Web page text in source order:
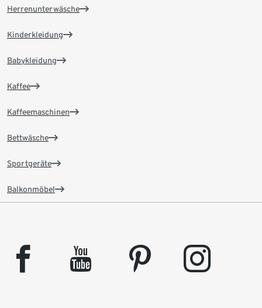
Herrenunterwäsche
Kinderkleidung
Babykleidung
Kaffee
Kaffeemaschinen
Bettwäsche
Sportgeräte
Balkonmöbel
facebook youtube pinterest instagram